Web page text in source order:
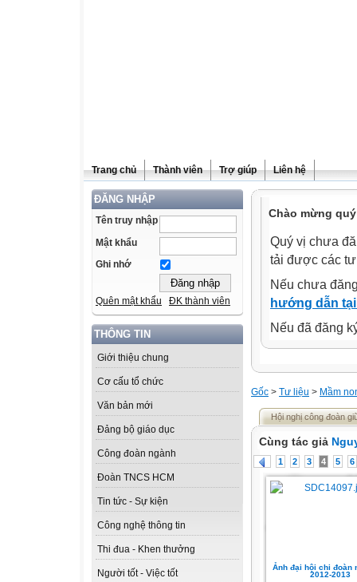
Trang chủ Thành viên Trợ giúp Liên hệ
ĐĂNG NHẬP
Tên truy nhập
Mật khẩu
Ghi nhớ
Quên mật khẩu ĐK thành viên
THÔNG TIN
Giới thiệu chung
Cơ cấu tổ chức
Văn bản mới
Đảng bộ giáo dục
Công đoàn ngành
Đoàn TNCS HCM
Tin tức - Sự kiện
Công nghệ thông tin
Thi đua - Khen thưởng
Người tốt - Việc tốt
Chào mừng
Quý vị chưa
tải được các
Nếu chưa
hướng dẫn
Nếu đã đăng
Gốc > Tư liệu > Mầm
Hội nghị công đoàn
Cùng tác giả
1 2 3 4 5 6
Ảnh đại hội chi đoàn
2012-2013